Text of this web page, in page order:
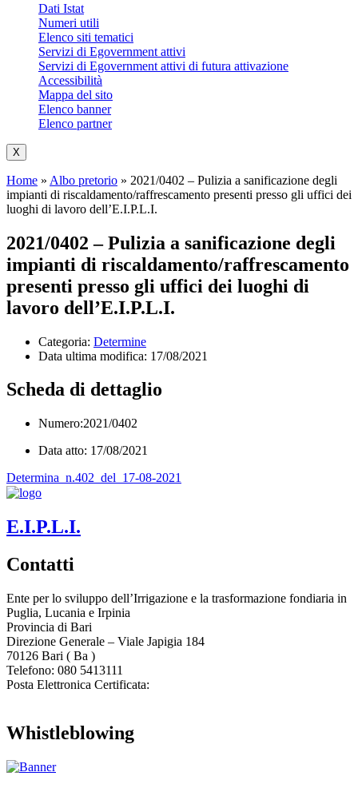
Dati Istat
Numeri utili
Elenco siti tematici
Servizi di Egovernment attivi
Servizi di Egovernment attivi di futura attivazione
Accessibilità
Mappa del sito
Elenco banner
Elenco partner
X
Home » Albo pretorio » 2021/0402 – Pulizia a sanificazione degli
impianti di riscaldamento/raffrescamento presenti presso gli uffici dei
luoghi di lavoro dell’E.I.P.L.I.
2021/0402 – Pulizia a sanificazione degli
impianti di riscaldamento/raffrescamento
presenti presso gli uffici dei luoghi di
lavoro dell’E.I.P.L.I.
Categoria: Determine
Data ultima modifica: 17/08/2021
Scheda di dettaglio
Numero:2021/0402
Data atto: 17/08/2021
Determina_n.402_del_17-08-2021
E.I.P.L.I.
Contatti
Ente per lo sviluppo dell’Irrigazione e la trasformazione fondiaria in
Puglia, Lucania e Irpinia
Provincia di Bari
Direzione Generale – Viale Japigia 184
70126 Bari ( Ba )
Telefono: 080 5413111
Posta Elettronica Certificata:
Whistleblowing